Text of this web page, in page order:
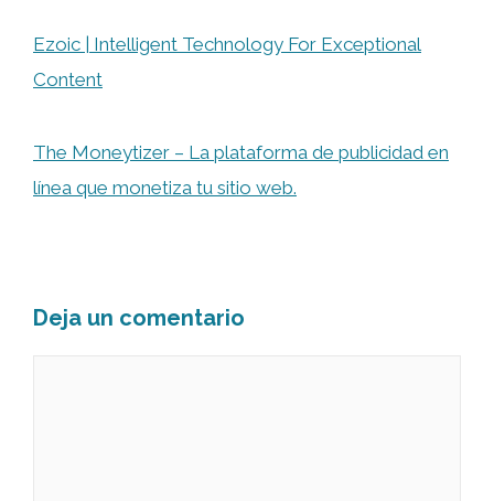
Ezoic | Intelligent Technology For Exceptional
Content
The Moneytizer – La plataforma de publicidad en
línea que monetiza tu sitio web.
Deja un comentario